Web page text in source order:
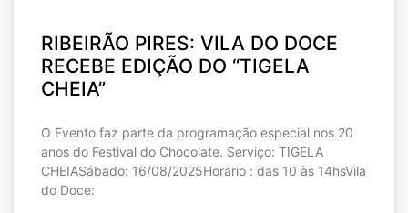
RIBEIRÃO PIRES: VILA DO DOCE
RECEBE EDIÇÃO DO “TIGELA
CHEIA”
O Evento faz parte da programação especial nos 20
anos do Festival do Chocolate. Serviço: TIGELA
CHEIASábado: 16/08/2025Horário : das 10 às 14hsVila
do Doce: